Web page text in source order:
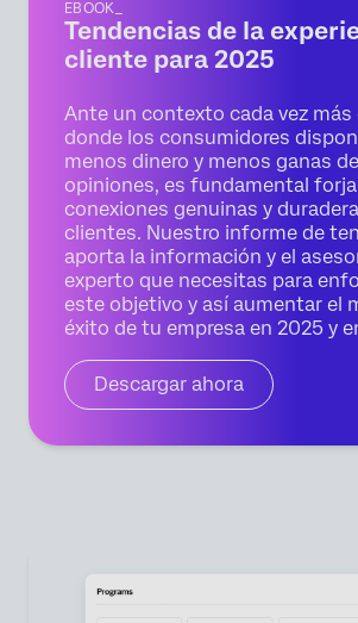
EBOOK_
Tendencias de la
cliente para 2025
Ante un contexto cada vez
donde los consumidores
menos dinero y menos ganas
opiniones, es fundamental
conexiones genuinas y
clientes. Nuestro informe de
aporta la información y el
experto que necesitas para
este objetivo y así aumentar el
éxito de tu empresa en 2025 y
Descargar ahora